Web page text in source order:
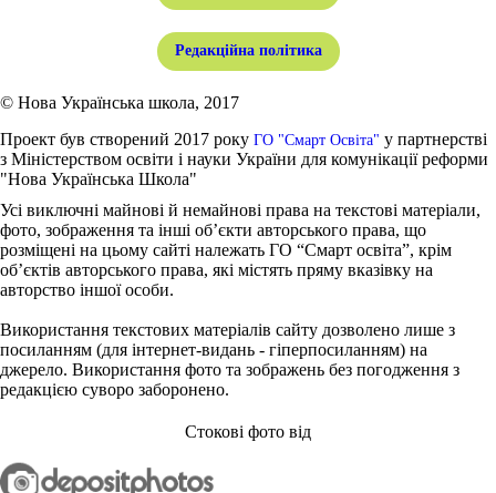
Редакційна політика
© Нова Українська школа, 2017
Проект був створений 2017 року ГО "Смарт Освіта" у партнерстві
з Міністерством освіти і науки України для комунікації реформи
"Нова Українська Школа"
Усі виключні майнові й немайнові права на текстові матеріали,
фото, зображення та інші об’єкти авторського права, що
розміщені на цьому сайті належать ГО “Смарт освіта”, крім
об’єктів авторського права, які містять пряму вказівку на
авторство іншої особи.
Використання текстових матеріалів сайту дозволено лише з
посиланням (для інтернет-видань - гіперпосиланням) на
джерело. Використання фото та зображень без погодження з
редакцією суворо заборонено.
Стокові фото від